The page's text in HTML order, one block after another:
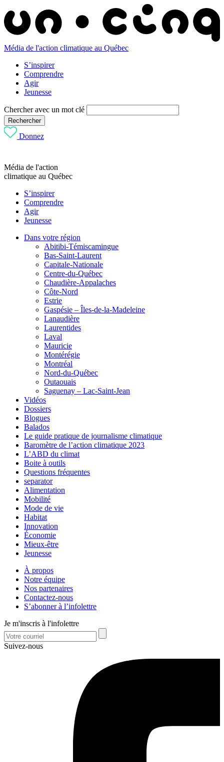
Média de l'action climatique au Québec
S’inspirer
Comprendre
Agir
Jeunesse
Chercher avec un mot clé
Rechercher
Donnez
Média de l'action
climatique au Québec
S’inspirer
Comprendre
Agir
Jeunesse
Dans votre région
Abitibi-Témiscamingue
Bas-Saint-Laurent
Capitale-Nationale
Centre-du-Québec
Chaudière-Appalaches
Côte-Nord
Estrie
Gaspésie – Îles-de-la-Madeleine
Lanaudière
Laurentides
Laval
Mauricie
Montérégie
Montréal
Nord-du-Québec
Outaouais
Saguenay – Lac-Saint-Jean
Vidéos
Dossiers
Blogues
Balados
Le guide pratique de journalisme climatique
Baromètre de l’action climatique 2023
L’ABD du climat
Boite à outils
Questions fréquentes
separator
Alimentation
Mobilité
Mode de vie
Habitat
Innovation
Économie
Mieux-être
Jeunesse
À propos
Notre équipe
Nos partenaires
Contactez-nous
S’abonner à l’infolettre
Je m'inscris à l'infolettre
Suivez-nous